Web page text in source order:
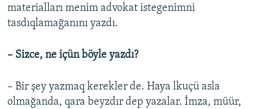
materialları menim advokat istegenimni
tasdıqlamağanını yazdı.
– Sizce, ne içün böyle yazdı?
– Bir şey yazmaq kerekler de. Haya lkuçü asla
olmağanda, qara beyzdır dep yazalar. İmza, müür,